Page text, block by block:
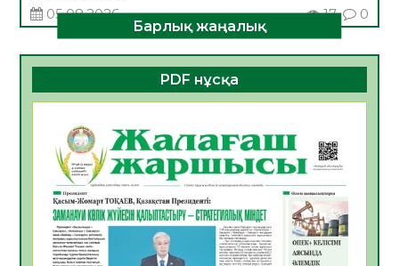
05.08.2026
17 0
құралдарының таныстырылымы өтті
05.08.2026
18 0
Қазақстандықтардың 72,3%-ы жаңа
Құрылтай үшін дауыс беруге дайын
05.08.2026
18
ӘРБІР ДАУЫС – ҚОҒАМ ДАМУЫНА
ҚОСЫЛҒАН ҮЛЕС
05.08.2026
26
Барлық жаңалық
PDF нұсқа